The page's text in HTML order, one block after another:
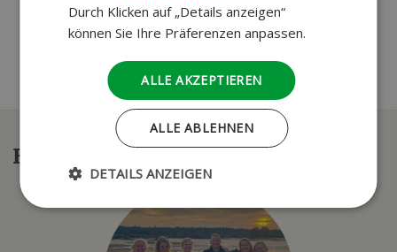
Haben Sie Fragen?
Durch Klicken auf „Details anzeigen“
können Sie Ihre Präferenzen anpassen.
ALLE AKZEPTIEREN
ALLE ABLEHNEN
DETAILS ANZEIGEN